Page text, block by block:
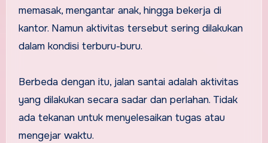
memasak, mengantar anak, hingga bekerja di
kantor. Namun aktivitas tersebut sering dilakukan
dalam kondisi terburu-buru.
Berbeda dengan itu, jalan santai adalah aktivitas
yang dilakukan secara sadar dan perlahan. Tidak
ada tekanan untuk menyelesaikan tugas atau
mengejar waktu.